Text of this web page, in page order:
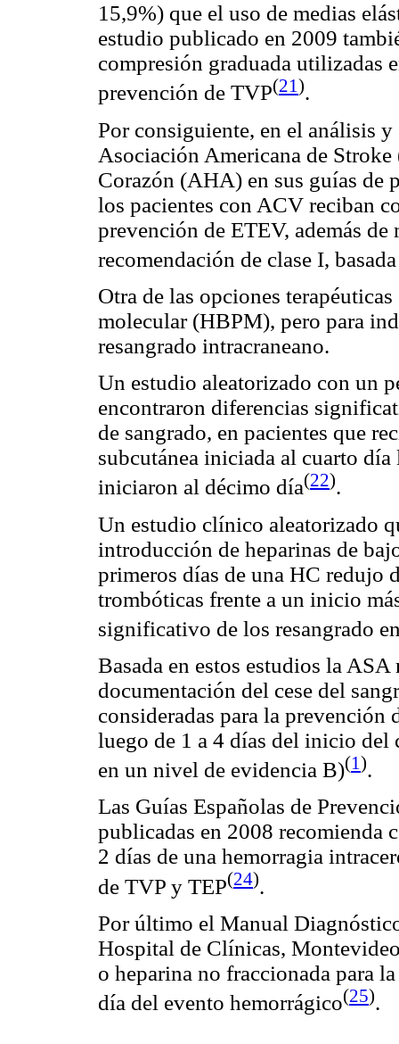
15,9%) que el uso de medias
estudio publicado en 2009
compresión graduada utilizadas
prevención de TVP(21).
Por consiguiente, en el análisis
Asociación Americana de
Corazón (AHA) en sus guías de
los pacientes con ACV reciban
prevención de ETEV, además de
recomendación de clase I,
Otra de las opciones
molecular (HBPM), pero para
resangrado intracraneano.
Un estudio aleatorizado con un
encontraron diferencias
de sangrado, en pacientes que
subcutánea iniciada al cuarto
iniciaron al décimo día(22).
Un estudio clínico aleatorizado
introducción de heparinas de
primeros días de una HC redujo
trombóticas frente a un inicio
significativo de los resangrado
Basada en estos estudios la
documentación del cese del
consideradas para la
luego de 1 a 4 días del inicio del
en un nivel de evidencia B)(1).
Las Guías Españolas de
publicadas en 2008 recomienda
2 días de una hemorragia
de TVP y TEP(24).
Por último el Manual
Hospital de Clínicas,
o heparina no fraccionada para
día del evento hemorrágico(25).